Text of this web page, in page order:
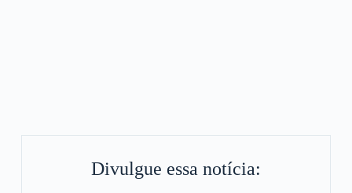
Divulgue essa notícia: